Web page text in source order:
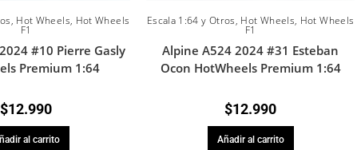
, Hot Wheels, Hot Wheels
F1
#10 Pierre Gasly
Premium 1:64
$12.990
al carrito
Escala 1:64 y Otros, Hot Wheels, Hot Wheels
F1
Alpine A524 2024 #31 Esteban
Ocon HotWheels Premium 1:64
$12.990
Añadir al carrito